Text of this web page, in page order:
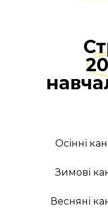
Осінні
Зимові
Весняні